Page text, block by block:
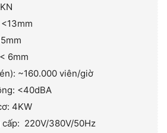
6mm
~160.000 viên/giờ
<40dBA
4KW
220V/380V/50Hz